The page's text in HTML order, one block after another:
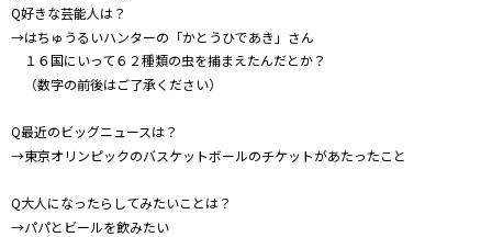
Q好きな芸能人は？
→はちゅうるいハンターの「かとうひであき」さん
１６国にいって６２種類の虫を捕まえたんだとか？
（数字の前後はご了承ください）
Q最近のビッグニュースは？
→東京オリンピックのバスケットボールのチケットがあたったこと
Q大人になったらしてみたいことは？
→パパとビールを飲みたい